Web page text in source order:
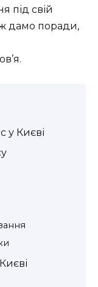
під свій
дамо поради,
у Києві